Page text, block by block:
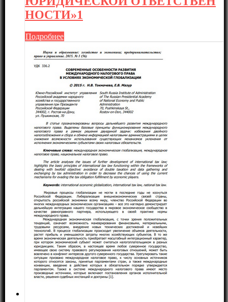
НОСТИ»1
Подробнее